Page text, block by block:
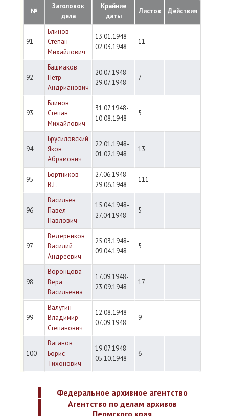
№
Заголовок
дела
Крайние
даты
Листов Действия
91
Блинов
Степан
Михайлович
13.01.1948-
02.03.1948
11
92
Башмаков
Петр
Андрианович
20.07.1948-
29.07.1948
7
93
Блинов
Степан
Михайлович
31.07.1948-
10.08.1948
5
94
Брусиловский
Яков
Абрамович
22.01.1948-
01.02.1948
13
95
Бортников
В.Г.
27.06.1948-
29.06.1948
111
96
Васильев
Павел
Павлович
15.04.1948-
27.04.1948
5
97
Ведерников
Василий
Андреевич
25.03.1948-
09.04.1948
5
98
Воронцова
Вера
Васильевна
17.09.1948-
23.09.1948
17
99
Валутин
Владимир
Степанович
12.08.1948-
07.09.1948
9
100
Ваганов
Борис
Тихонович
19.07.1948-
05.10.1948
6
Федеральное архивное агентство
Агентство по делам архивов
Пермского края